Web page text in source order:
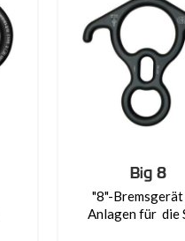
Big 8
"8"-
Anlagen für die